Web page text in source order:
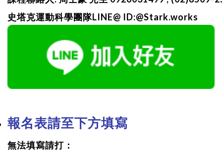
史塔克運動科學團隊LINE@ ID:@Stark.works
報名表請至下方填寫
無法填寫請打：